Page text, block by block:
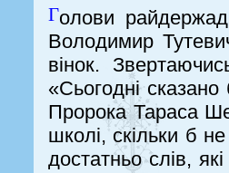
Голови
Володимир
вінок.
«Сьогодні
Пророка Тараса
школі, скільки б
достатньо слів,